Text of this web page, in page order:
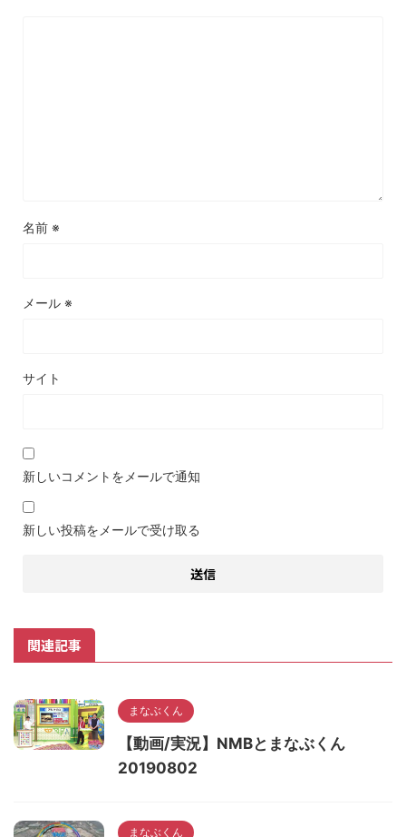
名前 ※
メール ※
サイト
新しいコメントをメールで通知
新しい投稿をメールで受け取る
関連記事
まなぶくん
【動画/実況】NMBとまなぶくん
20190802
まなぶくん